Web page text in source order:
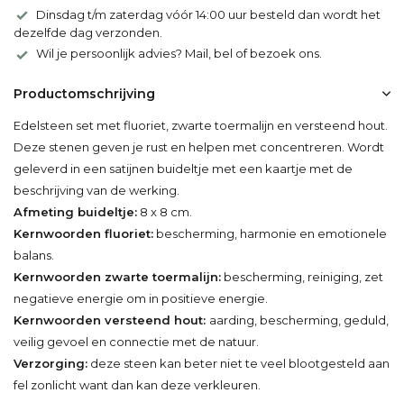
Dinsdag t/m zaterdag vóór 14:00 uur besteld dan wordt het
dezelfde dag verzonden.
Wil je persoonlijk advies? Mail, bel of bezoek ons.
Productomschrijving
Edelsteen set met fluoriet, zwarte toermalijn en versteend hout.
Deze stenen geven je rust en helpen met concentreren. Wordt
geleverd in een satijnen buideltje met een kaartje met de
beschrijving van de werking.
Afmeting buideltje: 8 x 8 cm.
Kernwoorden fluoriet: bescherming, harmonie en emotionele
balans.
Kernwoorden zwarte toermalijn: bescherming, reiniging, zet
negatieve energie om in positieve energie.
Kernwoorden versteend hout: aarding, bescherming, geduld,
veilig gevoel en connectie met de natuur.
Verzorging: deze steen kan beter niet te veel blootgesteld aan
fel zonlicht want dan kan deze verkleuren.